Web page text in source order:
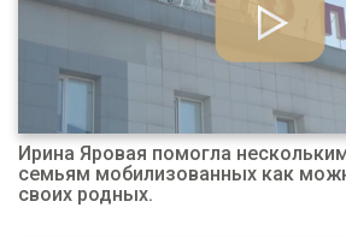
Ирина Яровая помогла
семьям мобилизованных как
своих родных.